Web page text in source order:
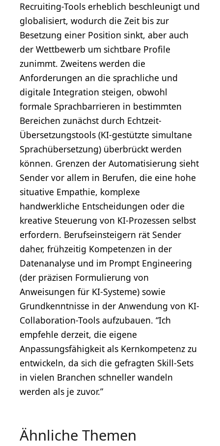
Recruiting-Tools erheblich beschleunigt und
globalisiert, wodurch die Zeit bis zur
Besetzung einer Position sinkt, aber auch
der Wettbewerb um sichtbare Profile
zunimmt. Zweitens werden die
Anforderungen an die sprachliche und
digitale Integration steigen, obwohl
formale Sprachbarrieren in bestimmten
Bereichen zunächst durch Echtzeit-
Übersetzungstools (KI-gestützte simultane
Sprachübersetzung) überbrückt werden
können. Grenzen der Automatisierung sieht
Sender vor allem in Berufen, die eine hohe
situative Empathie, komplexe
handwerkliche Entscheidungen oder die
kreative Steuerung von KI-Prozessen selbst
erfordern. Berufseinsteigern rät Sender
daher, frühzeitig Kompetenzen in der
Datenanalyse und im Prompt Engineering
(der präzisen Formulierung von
Anweisungen für KI-Systeme) sowie
Grundkenntnisse in der Anwendung von KI-
Collaboration-Tools aufzubauen. “Ich
empfehle derzeit, die eigene
Anpassungsfähigkeit als Kernkompetenz zu
entwickeln, da sich die gefragten Skill-Sets
in vielen Branchen schneller wandeln
werden als je zuvor.”
Ähnliche Themen